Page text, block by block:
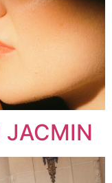
JACMIN